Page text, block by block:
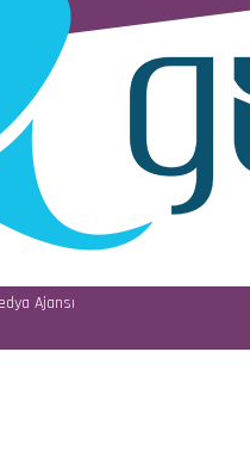
Ajansı